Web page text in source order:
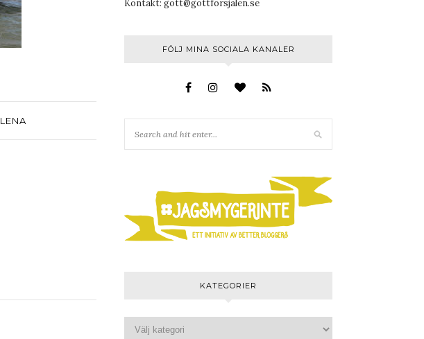
LENA
Kontakt: gott@gottforsjalen.se
FÖLJ MINA SOCIALA KANALER
KATEGORIER